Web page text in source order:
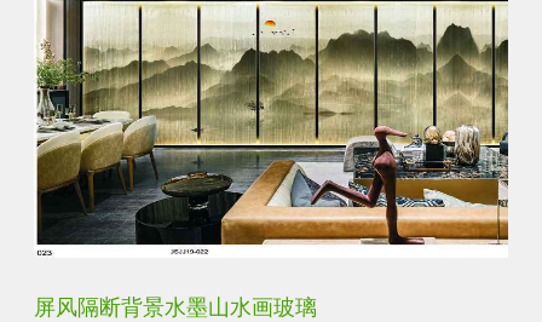
屏风隔断背景水墨山水画玻璃